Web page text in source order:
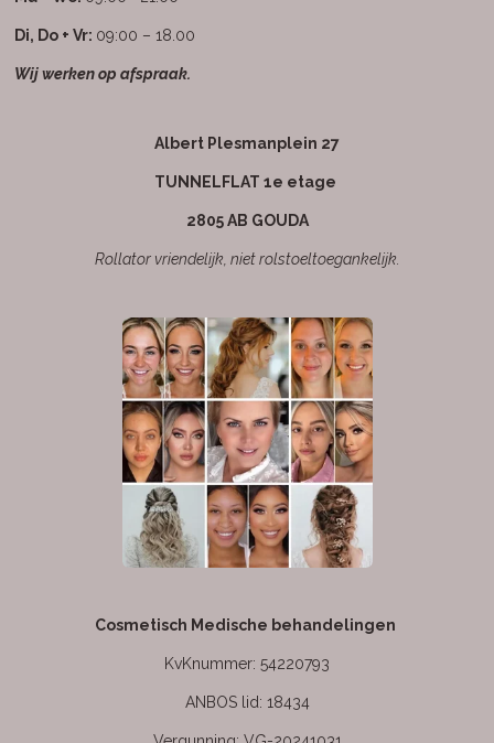
Di, Do + Vr: 09:00 – 18.00
Wij werken op afspraak.
Albert Plesmanplein 27
TUNNELFLAT 1e etage
2805 AB GOUDA
Rollator vriendelijk, niet rolstoeltoegankelijk.
Cosmetisch Medische behandelingen
KvKnummer: 54220793
ANBOS lid: 18434